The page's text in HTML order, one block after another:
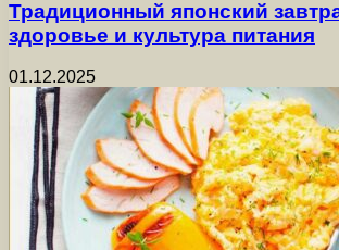
Традиционный японский
здоровье и культура питания
01.12.2025